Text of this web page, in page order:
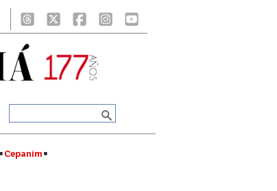
Cepanim